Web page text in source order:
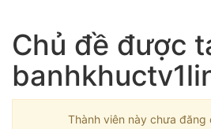
Chủ đề được
Thành viên này chưa đăng